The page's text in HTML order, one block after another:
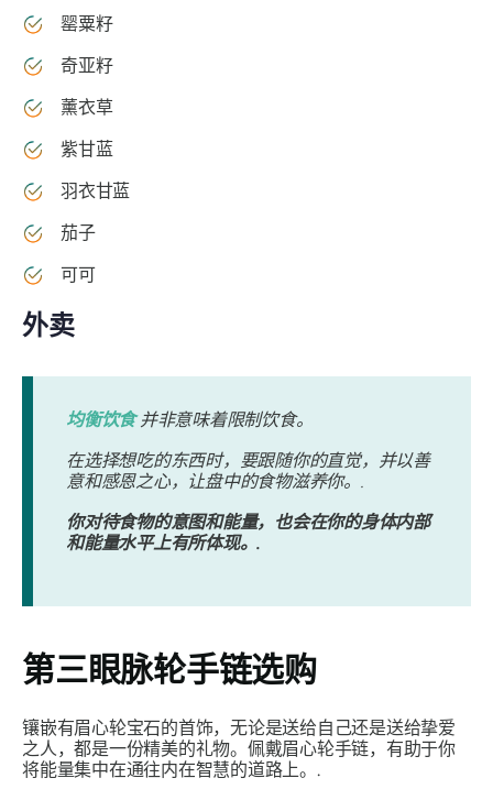
罂粟籽
奇亚籽
薰衣草
紫甘蓝
羽衣甘蓝
茄子
可可
外卖
均衡饮食并非意味着限制饮食。
在选择想吃的东西时，要跟随你的直觉，并以善
意和感恩之心，让盘中的食物滋养你。.
你对待食物的意图和能量，也会在你的身体内部
和能量水平上有所体现。.
第三眼脉轮手链选购
镶嵌有眉心轮宝石的首饰，无论是送给自己还是送给挚爱
之人，都是一份精美的礼物。佩戴眉心轮手链，有助于你
将能量集中在通往内在智慧的道路上。.